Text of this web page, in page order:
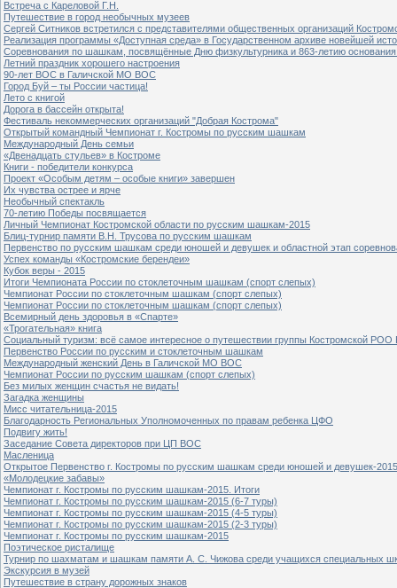
Встреча с Кареловой Г.Н.
Путешествие в город необычных музеев
Сергей Ситников встретился с представителями общественных организаций
Реализация программы «Доступная среда» в Государственном архиве новейшей
Соревнования по шашкам, посвящённые Дню физкультурника и 863-летию основания
Летний праздник хорошего настроения
90-лет ВОС в Галичской МО ВОС
Город Буй – ты России частица!
Лето с книгой
Дорога в бассейн открыта!
Фестиваль некоммерческих организаций "Добрая Кострома"
Открытый командный Чемпионат г. Костромы по русским шашкам
Международный День семьи
«Двенадцать стульев» в Костроме
Книги - победители конкурса
Проект «Особым детям – особые книги» завершен
Их чувства острее и ярче
Необычный спектакль
70-летию Победы посвящается
Личный Чемпионат Костромской области по русским шашкам-2015
Блиц-турнир памяти В.Н. Трусова по русским шашкам
Первенство по русским шашкам среди юношей и девушек и областной этап
Успех команды «Костромские берендеи»
Кубок веры - 2015
Итоги Чемпионата России по стоклеточным шашкам (спорт слепых)
Чемпионат России по стоклеточным шашкам (спорт слепых)
Чемпионат России по стоклеточным шашкам (спорт слепых)
Всемирный день здоровья в «Спарте»
«Трогательная» книга
Социальный туризм: всё самое интересное о путешествии группы Костромской
Первенство России по русским и стоклеточным шашкам
Международный женский День в Галичской МО ВОС
Чемпионат России по русским шашкам (спорт слепых)
Без милых женщин счастья не видать!
Загадка женщины
Мисс читательница-2015
Благодарность Региональных Уполномоченных по правам ребенка ЦФО
Подвигу жить!
Заседание Совета директоров при ЦП ВОС
Масленица
Открытое Первенство г. Костромы по русским шашкам среди юношей и девушек-
«Молодецкие забавы»
Чемпионат г. Костромы по русским шашкам-2015. Итоги
Чемпионат г. Костромы по русским шашкам-2015 (6-7 туры)
Чемпионат г. Костромы по русским шашкам-2015 (4-5 туры)
Чемпионат г. Костромы по русским шашкам-2015 (2-3 туры)
Чемпионат г. Костромы по русским шашкам-2015
Поэтическое ристалище
Турнир по шахматам и шашкам памяти А. С. Чижова среди учащихся специальных
Экскурсия в музей
Путешествие в страну дорожных знаков